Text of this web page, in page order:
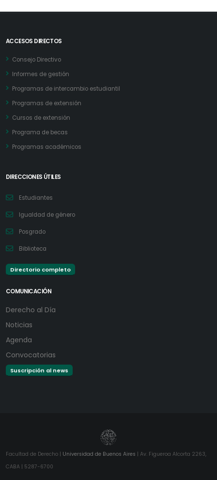
ACCESOS DIRECTOS
Consejo Directivo
Informes de gestión
Programas de intercambio estudiantil
Programas de extensión
Cursos de extensión
Programa de becas
Programas académicos
DIRECCIONES ÚTILES
Estudiantes
Igualdad de género
Posgrado
Biblioteca
Directorio completo
COMUNICACIÓN
Derecho al Día
Noticias
Agenda
Convocatorias
Suscripción al news
Facultad de Derecho | Universidad de Buenos Aires | Av. Figueroa Alcorta 2263,
CABA | 5287-6700